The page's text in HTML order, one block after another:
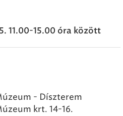
11.00-15.00 óra között
- Díszterem
krt. 14-16.